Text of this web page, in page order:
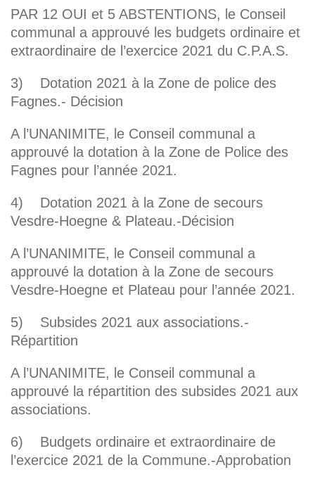
PAR 12 OUI et 5 ABSTENTIONS, le Conseil
communal a approuvé les budgets ordinaire et
extraordinaire de l’exercice 2021 du C.P.A.S.
3) Dotation 2021 à la Zone de police des
Fagnes.- Décision
A l’UNANIMITE, le Conseil communal a
approuvé la dotation à la Zone de Police des
Fagnes pour l’année 2021.
4) Dotation 2021 à la Zone de secours
Vesdre-Hoegne & Plateau.-Décision
A l’UNANIMITE, le Conseil communal a
approuvé la dotation à la Zone de secours
Vesdre-Hoegne et Plateau pour l’année 2021.
5) Subsides 2021 aux associations.-
Répartition
A l’UNANIMITE, le Conseil communal a
approuvé la répartition des subsides 2021 aux
associations.
6) Budgets ordinaire et extraordinaire de
l’exercice 2021 de la Commune.-Approbation